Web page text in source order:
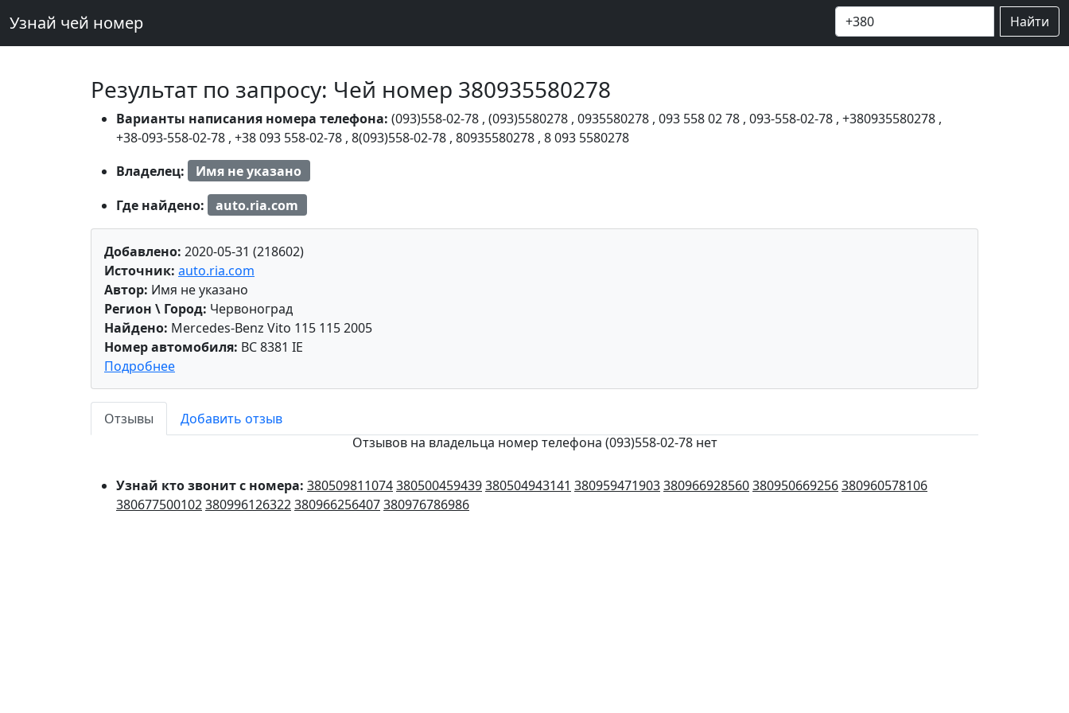
Узнай чей номер Найти
Результат по запросу: Чей номер 380935580278
Варианты написания номера телефона: (093)558-02-78 , (093)5580278 , 0935580278 , 093 558 02 78 , 093-558-02-78 , +380935580278 ,
+38-093-558-02-78 , +38 093 558-02-78 , 8(093)558-02-78 , 80935580278 , 8 093 5580278
Владелец:
Имя не указано
Где найдено:
auto.ria.com
Добавлено: 2020-05-31 (218602)
Источник: auto.ria.com
Автор: Имя не указано
Регион \ Город: Червоноград
Найдено: Mercedes-Benz Vito 115 115 2005
Номер автомобиля: BC 8381 IE
Подробнее
Отзывы
Добавить отзыв
Отзывов на владельца номер телефона (093)558-02-78 нет
Узнай кто звонит с номера: 380509811074380500459439380504943141 380959471903380966928560380950669256380960578106
380677500102380996126322380966256407380976786986